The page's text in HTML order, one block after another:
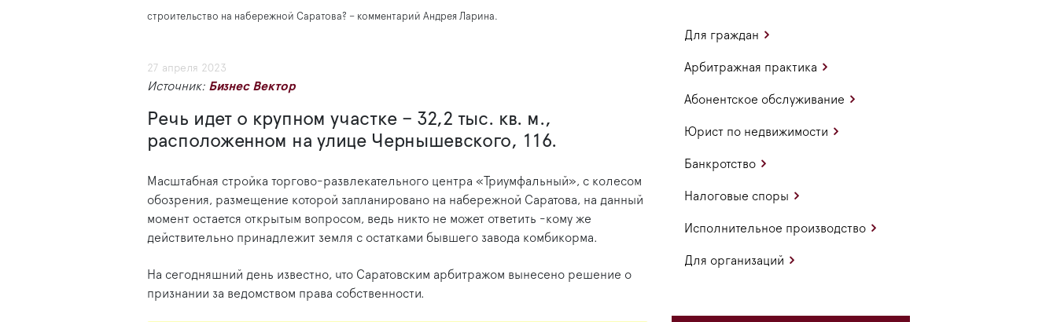
строительство на набережной Саратова? – комментарий Андрея Ларина.
27 апреля 2023
Источник: Бизнес Вектор
Речь идет о крупном участке – 32,2 тыс. кв. м.,
расположенном на улице Чернышевского, 116.
Масштабная стройка торгово-развлекательного центра «Триумфальный», с колесом
обозрения, размещение которой запланировано на набережной Саратова, на данный
момент остается открытым вопросом, ведь никто не может ответить -кому же
действительно принадлежит земля с остатками бывшего завода комбикорма.
На сегодняшний день известно, что Саратовским арбитражом вынесено решение о
признании за ведомством права собственности.
Для граждан
Арбитражная практика
Абонентское обслуживание
Юрист по недвижимости
Банкротство
Налоговые споры
Исполнительное производство
Для организаций